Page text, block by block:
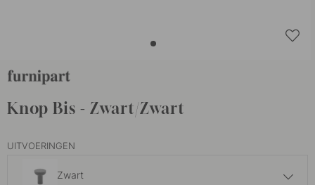
Knop Bis - Zwart/Zwart
UITVOERINGEN
Zwart